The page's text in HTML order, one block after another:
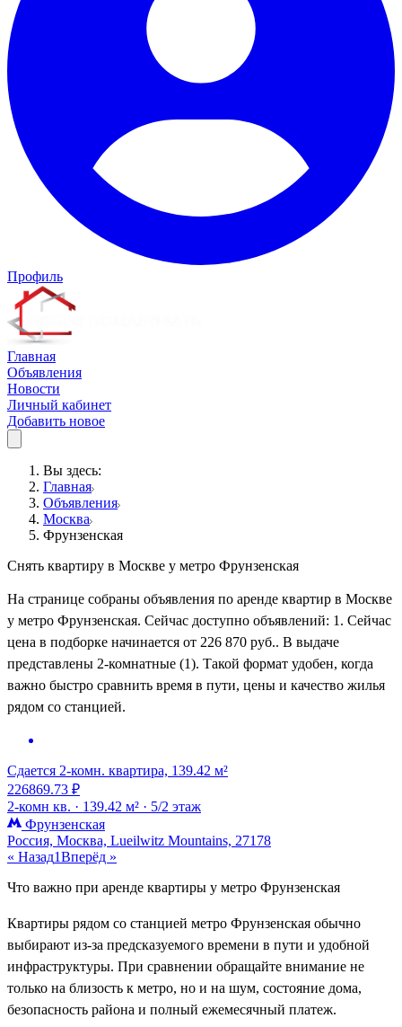
Профиль
Главная
Объявления
Новости
Личный кабинет
Добавить новое
Вы здесь:
Главная
Объявления
Москва
Фрунзенская
Снять квартиру в Москве у метро Фрунзенская
На странице собраны объявления по аренде квартир в Москве
у метро Фрунзенская. Сейчас доступно объявлений: 1. Сейчас
цена в подборке начинается от 226 870 руб.. В выдаче
представлены 2-комнатные (1). Такой формат удобен, когда
важно быстро сравнить время в пути, цены и качество жилья
рядом со станцией.
Сдается 2-комн. квартира, 139.42 м²
226869.73 ₽
2-комн кв. · 139.42 м² · 5/2 этаж
Фрунзенская
Россия, Москва, Lueilwitz Mountains, 27178
« Назад1Вперёд »
Что важно при аренде квартиры у метро Фрунзенская
Квартиры рядом со станцией метро Фрунзенская обычно
выбирают из-за предсказуемого времени в пути и удобной
инфраструктуры. При сравнении обращайте внимание не
только на близость к метро, но и на шум, состояние дома,
безопасность района и полный ежемесячный платеж.